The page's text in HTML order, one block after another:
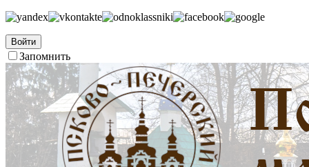
Войти
Запомнить